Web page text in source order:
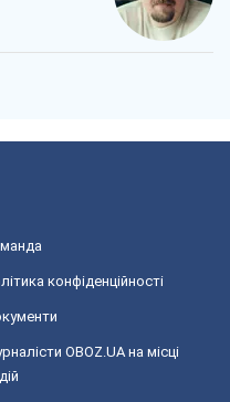
конфіденційності
OBOZ.UA на місці